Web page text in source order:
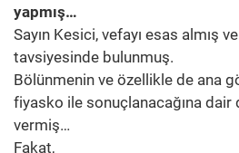
yapmış…
Sayın Kesici, vefayı esas almış
tavsiyesinde bulunmuş.
Bölünmenin ve özellikle de ana
fiyasko ile sonuçlanacağına
vermiş…
Fakat,